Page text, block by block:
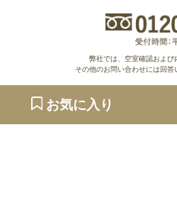
弊社では、空室確認および
その他のお問い合わせには回答
お気に入り